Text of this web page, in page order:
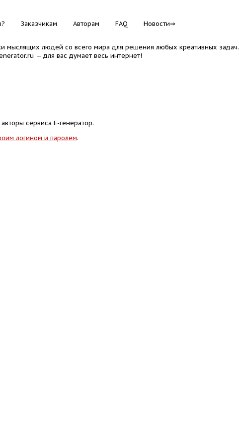
Заказчикам Авторам FAQ Новости
мыслящих людей со всего мира для решения любых креативных задач.
— для вас думает весь интернет!
сервиса Е-генератор.
логином и паролем.